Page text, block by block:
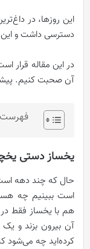
این روزها، در
دسترسی داشت و
در این مقاله قرار
آن صحبت کنیم.
یخساز دستی
حال که چند دهه
است ببینیم چه
هم با یخساز فقط
آن بیرون بزند و یک
کرده‌اید چه می‌شود